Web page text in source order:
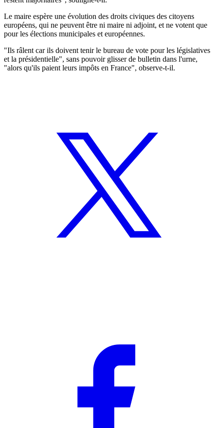
Le maire espère une évolution des droits civiques des citoyens
européens, qui ne peuvent être ni maire ni adjoint, et ne votent que
pour les élections municipales et européennes.
"Ils râlent car ils doivent tenir le bureau de vote pour les législatives
et la présidentielle", sans pouvoir glisser de bulletin dans l'urne,
"alors qu'ils paient leurs impôts en France", observe-t-il.